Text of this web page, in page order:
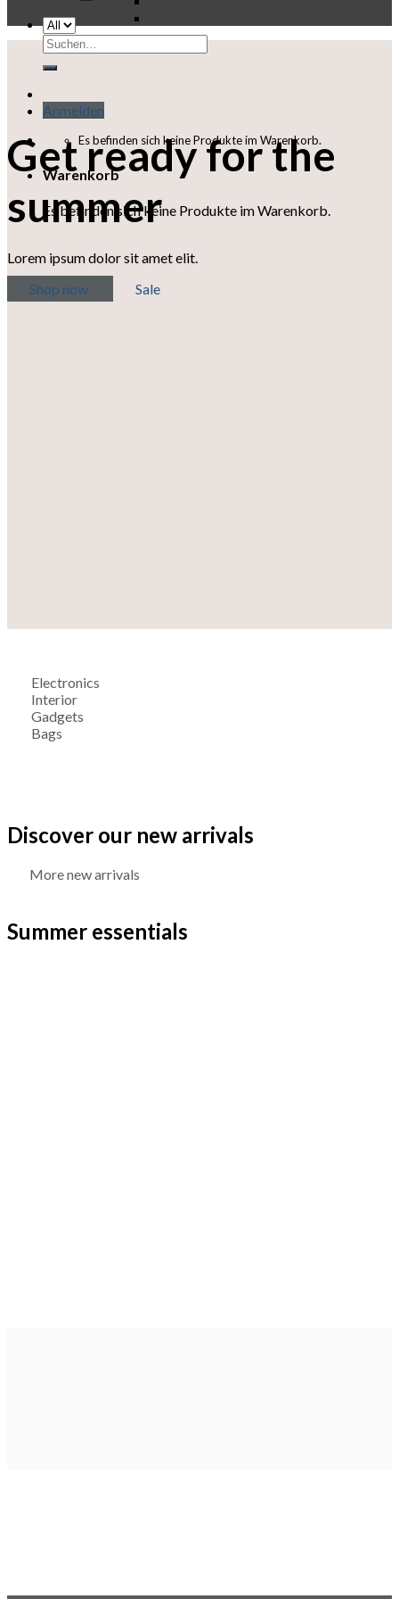
Suchen
nach:
Anmelden
Es befinden sich keine Produkte im Warenkorb.
Warenkorb
Es befinden sich keine Produkte im Warenkorb.
Get ready for the
summer
Lorem ipsum dolor sit amet elit.
Shop now
Sale
Electronics
Interior
Gadgets
Bags
Discover our new arrivals
More new arrivals
Summer essentials